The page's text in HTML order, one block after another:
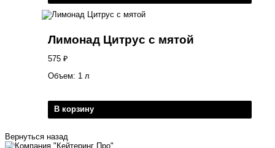
Лимонад Цитрус с мятой
575 ₽
Объем: 1 л
В корзину
Вернуться назад